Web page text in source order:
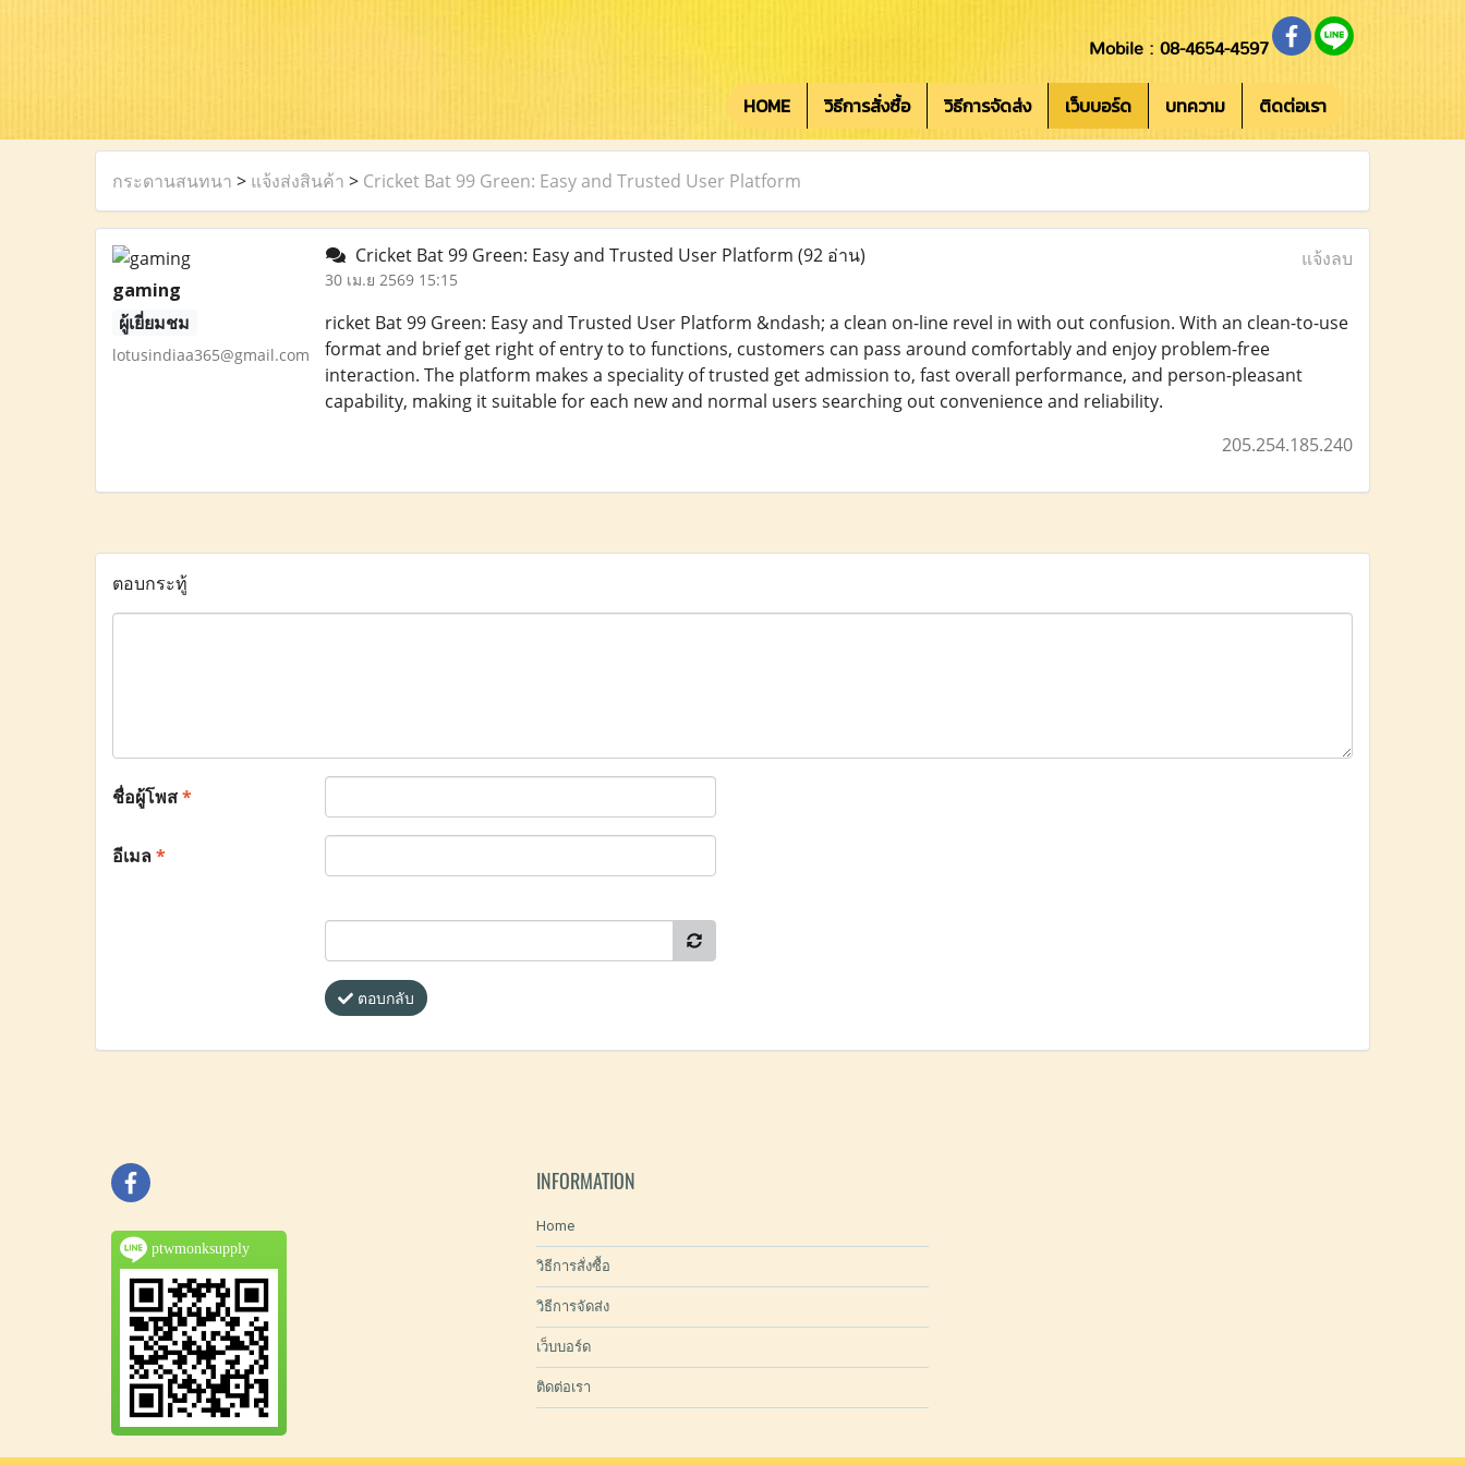
Mobile : 08-4654-4597
HOME วิธีการสั่งซื้อ วิธีการจัดส่ง เว็บบอร์ด บทความ ติดต่อเรา
กระดานสนทนา > แจ้งส่งสินค้า > Cricket Bat 99 Green: Easy and Trusted User Platform
gaming
ผู้เยี่ยมชม
lotusindiaa365@gmail.com
Cricket Bat 99 Green: Easy and Trusted User Platform (92 อ่าน)
30 เม.ย 2569 15:15
แจ้งลบ
ricket Bat 99 Green: Easy and Trusted User Platform &ndash; a clean on-line revel in with out confusion. With an clean-to-use
format and brief get right of entry to to functions, customers can pass around comfortably and enjoy problem-free
interaction. The platform makes a speciality of trusted get admission to, fast overall performance, and person-pleasant
capability, making it suitable for each new and normal users searching out convenience and reliability.
205.254.185.240
ตอบกระทู้
ชื่อผู้โพส*
อีเมล*
ตอบกลับ
ptwmonksupply
INFORMATION
Home
วิธีการสั่งซื้อ
วิธีการจัดส่ง
เว็บบอร์ด
ติดต่อเรา